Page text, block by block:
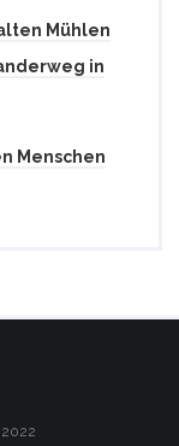
Mühlen
in
Menschen